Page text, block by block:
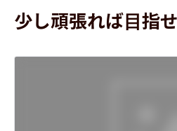
少し頑張れば目指